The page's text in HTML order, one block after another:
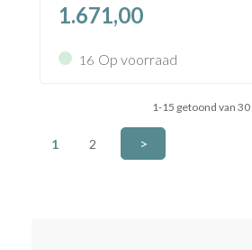
1.671,00
16 Op voorraad
1-15 getoond van 30
1 2 >